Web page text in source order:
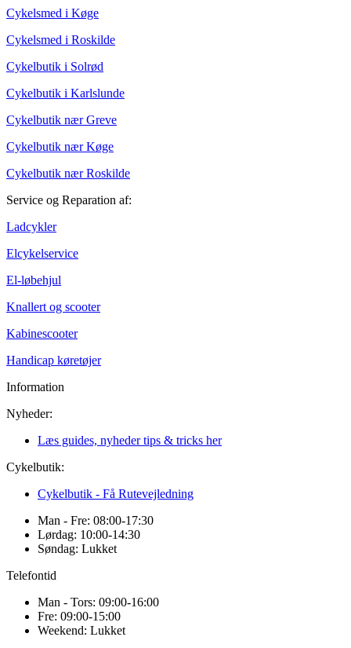
Cykelsmed i Køge
Cykelsmed i Roskilde
Cykelbutik i Solrød
Cykelbutik i Karlslunde
Cykelbutik nær Greve
Cykelbutik nær Køge
Cykelbutik nær Roskilde
Service og Reparation af:
Ladcykler
Elcykelservice
El-løbehjul
Knallert og scooter
Kabinescooter
Handicap køretøjer
Information
Nyheder:
Læs guides, nyheder tips & tricks her
Cykelbutik:
Cykelbutik - Få Rutevejledning
Man - Fre: 08:00-17:30
Lørdag: 10:00-14:30
Søndag: Lukket
Telefontid
Man - Tors: 09:00-16:00
Fre: 09:00-15:00
Weekend: Lukket